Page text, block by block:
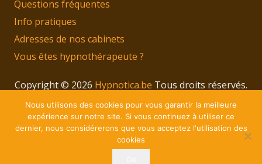
Questions fréquentes
Info pratiques
Adresses de nos cabinets
Vous êtes hypnothérapeute ?
Copyright © 2026 Hypnotica.be Tous droits réservés.
Privium – Des services qui soutiennent vos soins.
Pour psychologues, psychotherapeutes et
hypnotherapeutes.
Nous utilisons des cookies pour vous garantir la meilleure
expérience sur notre site. Si vous continuez à utiliser ce
dernier, nous considérerons que vous acceptez l'utilisation des
cookies